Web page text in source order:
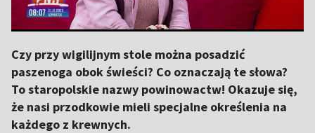
Czy przy wigilijnym stole można posadzić
paszenoga obok świeści? Co oznaczają te słowa?
To staropolskie nazwy powinowactw! Okazuje się,
że nasi przodkowie mieli specjalne określenia na
każdego z krewnych.